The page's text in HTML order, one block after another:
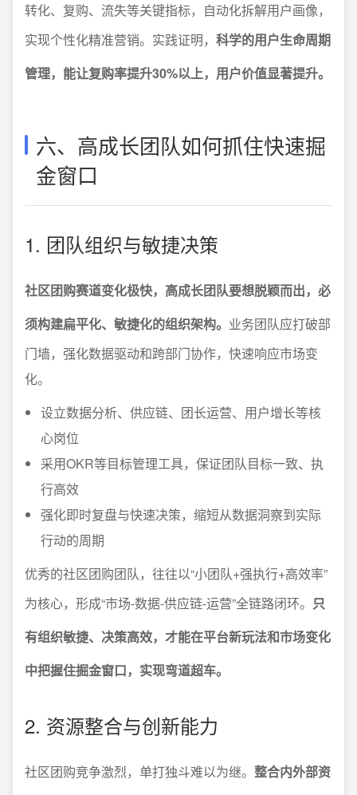
转化、复购、流失等关键指标，自动化拆解用户画像，
实现个性化精准营销。实践证明， 科学的用户生命周期
管理，能让复购率提升30%以上，用户价值显著提升。
六、高成长团队如何抓住快速掘
金窗口
1. 团队组织与敏捷决策
社区团购赛道变化极快，高成长团队要想脱颖而出，必
须构建扁平化、敏捷化的组织架构。 业务团队应打破部
门墙，强化数据驱动和跨部门协作，快速响应市场变
化。
设立数据分析、供应链、团长运营、用户增长等核
心岗位
采用OKR等目标管理工具，保证团队目标一致、执
行高效
强化即时复盘与快速决策，缩短从数据洞察到实际
行动的周期
优秀的社区团购团队，往往以“小团队+强执行+高效率”
为核心，形成“市场-数据-供应链-运营”全链路闭环。 只
有组织敏捷、决策高效，才能在平台新玩法和市场变化
中把握住掘金窗口，实现弯道超车。
2. 资源整合与创新能力
社区团购竞争激烈，单打独斗难以为继。 整合内外部资